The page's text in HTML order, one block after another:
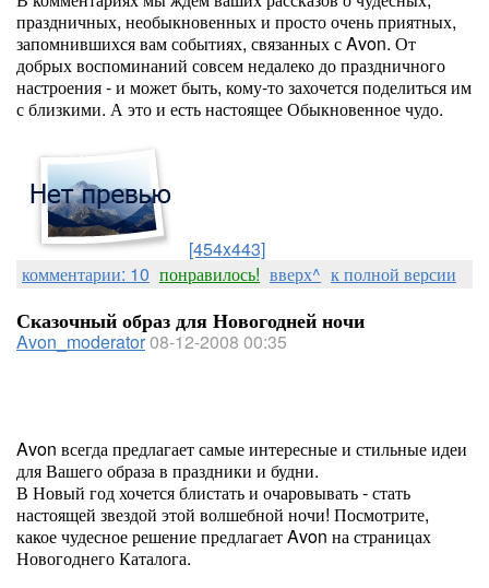
праздничных, необыкновенных и просто очень приятных,
запомнившихся вам событиях, связанных с Avon. От
добрых воспоминаний совсем недалеко до праздничного
настроения - и может быть, кому-то захочется поделиться им
с близкими. А это и есть настоящее Обыкновенное чудо.
[454x443]
комментарии: 10 понравилось! вверх^ к полной версии
Сказочный образ для Новогодней ночи
Avon_moderator08-12-2008 00:35
Avon всегда предлагает самые интересные и стильные идеи
для Вашего образа в праздники и будни.
В Новый год хочется блистать и очаровывать - стать
настоящей звездой этой волшебной ночи! Посмотрите,
какое чудесное решение предлагает Avon на страницах
Новогоднего Каталога.